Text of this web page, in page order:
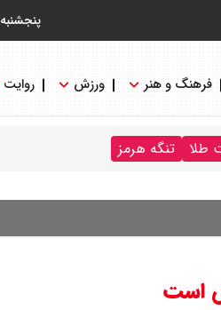
پنجشنبه ۱۵ مرداد ۱۴۰۵
فرهنگ و هنر ورزش روایت
طلا تنگه هرمز
است